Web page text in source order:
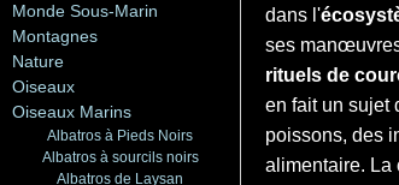
Monde Sous-Marin
Montagnes
Nature
Oiseaux
Oiseaux Marins
Albatros à Pieds Noirs
Albatros à sourcils noirs
Albatros de Laysan
dans l'
ses
rituels de
en fait un sujet
poissons, des
alimentaire. La